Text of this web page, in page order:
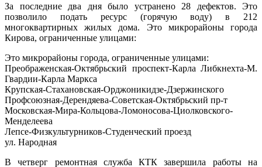
За последние два дня было устранено 28 дефектов. Это
позволило подать ресурс (горячую воду) в 212
многоквартирных жилых дома. Это микрорайоны города
Кирова, ограниченные улицами:
Это микрорайоны города, ограниченные улицами:
Преображенская-Октябрьский проспект-Карла Либкнехта-М.
Гвардии-Карла Маркса
Крупская-Стахановская-Орджоникидзе-Дзержинского
Профсоюзная-Дерендяева-Советская-Октябрьский пр-т
Московская-Мира-Кольцова-Ломоносова-Циолковского-
Менделеева
Лепсе-Физкультурников-Студенческий проезд
ул. Народная
В четверг ремонтная служба КТК завершила работы на